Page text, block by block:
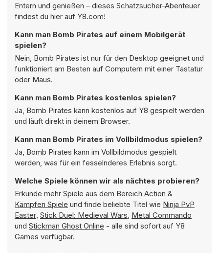
Entern und genießen – dieses Schatzsucher-Abenteuer
findest du hier auf Y8.com!
Kann man Bomb Pirates auf einem Mobilgerät
spielen?
Nein, Bomb Pirates ist nur für den Desktop geeignet und
funktioniert am Besten auf Computern mit einer Tastatur
oder Maus.
Kann man Bomb Pirates kostenlos spielen?
Ja, Bomb Pirates kann kostenlos auf Y8 gespielt werden
und läuft direkt in deinem Browser.
Kann man Bomb Pirates im Vollbildmodus spielen?
Ja, Bomb Pirates kann im Vollbildmodus gespielt
werden, was für ein fesselnderes Erlebnis sorgt.
Welche Spiele können wir als nächtes probieren?
Erkunde mehr Spiele aus dem Bereich Action &
Kämpfen Spiele und finde beliebte Titel wie Ninja PvP
Easter, Stick Duel: Medieval Wars, Metal Commando
und Stickman Ghost Online - alle sind sofort auf Y8
Games verfügbar.